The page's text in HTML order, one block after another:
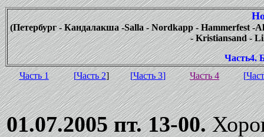
(Петербург - Кандалакша -Salla - Nordkapp - Hammerfest -
- Kristiansand -
Часть4.
Часть 1
[Часть 2] [Часть 3] Часть 4 [
01.07.2005 пт. 13-00.